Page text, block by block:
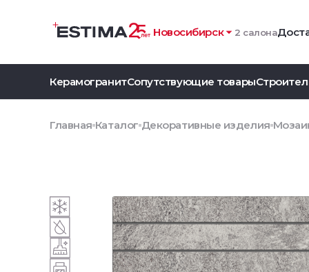
Новосибирск 2 салона
КерамогранитСопутствующие товары
Главная Каталог Декоративные изделия